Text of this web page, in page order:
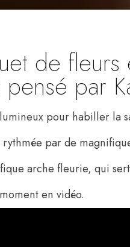
de
par
pour habiller la
rythmée par de
arche fleurie, qui
en vidéo.